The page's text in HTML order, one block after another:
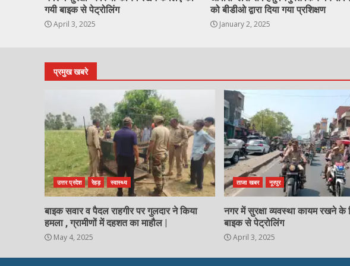
गयी बाइक से पेट्रोलिंग
April 3, 2025
को बीडीओ द्वारा दिया गया प्रशिक्षण
January 2, 2025
प्रमुख खबरे
उत्तर प्रदेश रेहड़ स्वास्थ्य
बाइक सवार व पैदल राहगीर पर गुलदार ने किया
हमला , ग्रामीणों में दहशत का माहौल |
May 4, 2025
ताजा खबर नूरपुर
नगर में सुरक्षा व्यवस्था कायम रखने के
बाइक से पेट्रोलिंग
April 3, 2025